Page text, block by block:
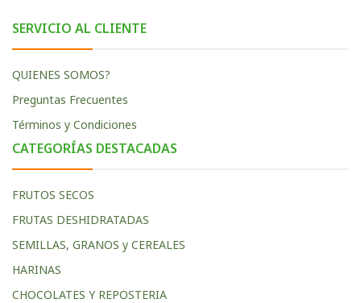
SERVICIO AL CLIENTE
QUIENES SOMOS?
Preguntas Frecuentes
Términos y Condiciones
CATEGORÍAS DESTACADAS
FRUTOS SECOS
FRUTAS DESHIDRATADAS
SEMILLAS, GRANOS y CEREALES
HARINAS
CHOCOLATES Y REPOSTERIA